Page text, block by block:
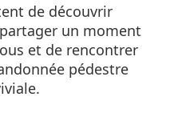
de découvrir
un moment
et de rencontrer
pédestre